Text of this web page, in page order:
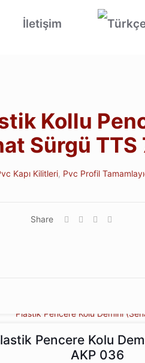
İletişim
Kollu
Sürgü TTS
Kapı Kilitleri, Pvc Profil
Share
Pencere Kolu
AKP 036